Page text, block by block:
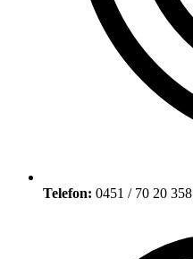
Telefon: 0451 / 70 20 358